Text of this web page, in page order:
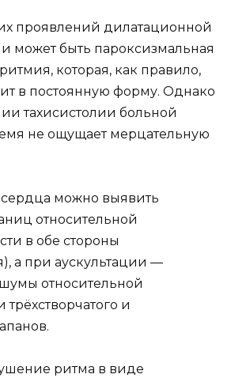
проявлений дилатационной
может быть пароксизмальная
которая, как правило,
в постоянную форму. Однако
тахисистолии больной
не ощущает мерцательную
можно выявить
относительной
в обе стороны
а при аускультации —
относительной
трёхстворчатого и
ритма в виде